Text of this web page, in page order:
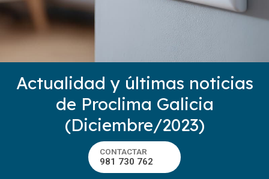
Actualidad y últimas noticias
de Proclima Galicia
(Diciembre/2023)
CONTACTAR
981 730 762